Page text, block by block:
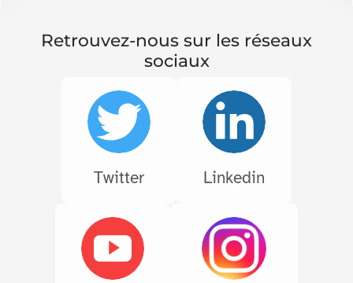
Retrouvez-nous sur les réseaux
sociaux
Twitter Linkedin